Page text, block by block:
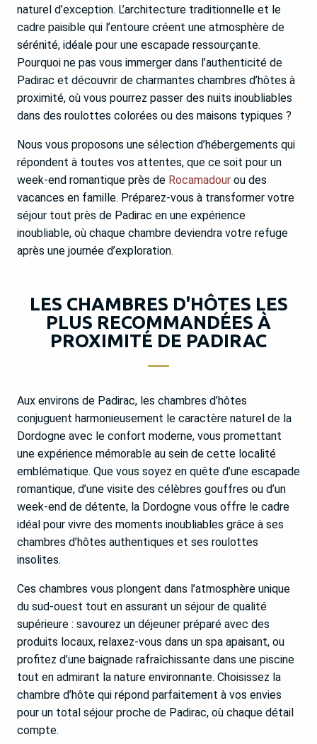
naturel d’exception. L’architecture traditionnelle et le
cadre paisible qui l’entoure créent une atmosphère de
sérénité, idéale pour une escapade ressourçante.
Pourquoi ne pas vous immerger dans l’authenticité de
Padirac et découvrir de charmantes chambres d’hôtes à
proximité, où vous pourrez passer des nuits inoubliables
dans des roulottes colorées ou des maisons typiques ?
Nous vous proposons une sélection d’hébergements qui
répondent à toutes vos attentes, que ce soit pour un
week-end romantique près de Rocamadour ou des
vacances en famille. Préparez-vous à transformer votre
séjour tout près de Padirac en une expérience
inoubliable, où chaque chambre deviendra votre refuge
après une journée d’exploration.
LES CHAMBRES D'HÔTES LES
PLUS RECOMMANDÉES À
PROXIMITÉ DE PADIRAC
Aux environs de Padirac, les chambres d’hôtes
conjuguent harmonieusement le caractère naturel de la
Dordogne avec le confort moderne, vous promettant
une expérience mémorable au sein de cette localité
emblématique. Que vous soyez en quête d’une escapade
romantique, d’une visite des célèbres gouffres ou d’un
week-end de détente, la Dordogne vous offre le cadre
idéal pour vivre des moments inoubliables grâce à ses
chambres d’hôtes authentiques et ses roulottes
insolites.
Ces chambres vous plongent dans l’atmosphère unique
du sud-ouest tout en assurant un séjour de qualité
supérieure : savourez un déjeuner préparé avec des
produits locaux, relaxez-vous dans un spa apaisant, ou
profitez d’une baignade rafraîchissante dans une piscine
tout en admirant la nature environnante. Choisissez la
chambre d’hôte qui répond parfaitement à vos envies
pour un total séjour proche de Padirac, où chaque détail
compte.